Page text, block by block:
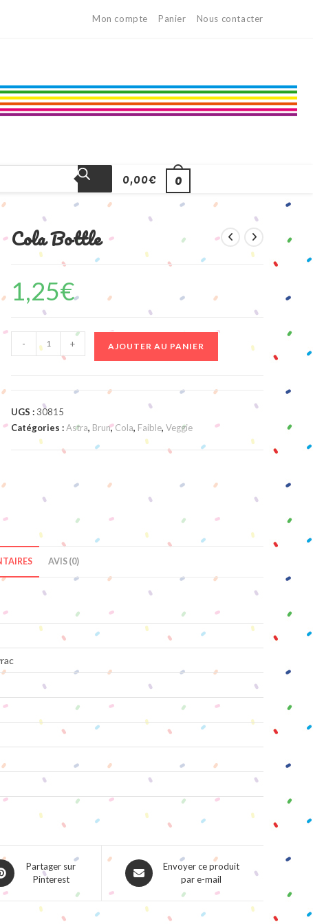
Mon compte Panier Nous contacter
0,00€ 0
Cola Bottle
1,25€
quantité
de
- + AJOUTER AU PANIER
UGS : 30815
Catégories :Astra, Brun,Cola, Faible,Veggie
AVIS (0)
Partager sur
Pinterest
Opens
in
Envoyer ce produit
par e-mail